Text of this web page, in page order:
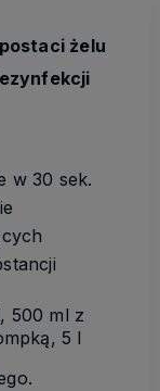
żelu
w 30 sek.
500 ml z
5 l